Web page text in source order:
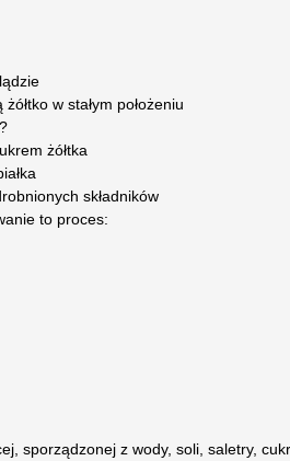
w stałym położeniu
żółtka
składników
to proces:
sporządzonej z wody, soli, saletry,